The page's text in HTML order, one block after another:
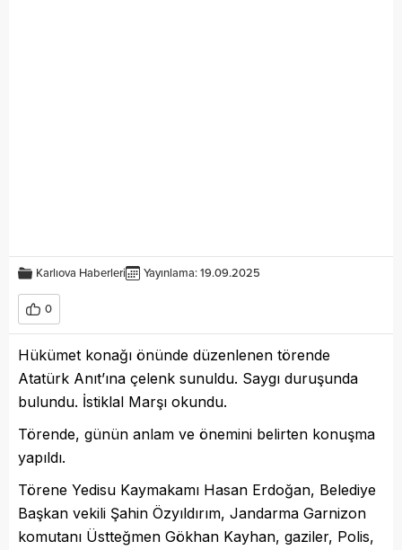
Karlıova Haberleri Yayınlama: 19.09.2025
0
Hükümet konağı önünde düzenlenen törende
Atatürk Anıt’ına çelenk sunuldu. Saygı duruşunda
bulundu. İstiklal Marşı okundu.
Törende, günün anlam ve önemini belirten konuşma
yapıldı.
Törene Yedisu Kaymakamı Hasan Erdoğan, Belediye
Başkan vekili Şahin Özyıldırım, Jandarma Garnizon
komutanı Üstteğmen Gökhan Kayhan, gaziler, Polis,